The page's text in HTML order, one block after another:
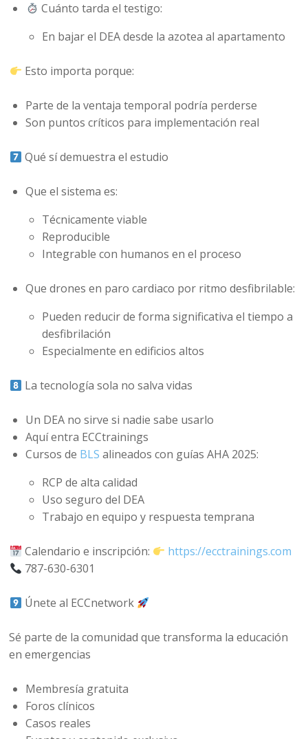
Cuánto tarda el testigo:
En bajar el DEA desde la azotea al apartamento
Esto importa porque:
Parte de la ventaja temporal podría perderse
Son puntos críticos para implementación real
Qué sí demuestra el estudio
Que el sistema es:
Técnicamente viable
Reproducible
Integrable con humanos en el proceso
Que drones en paro cardiaco por ritmo desfibrilable:
Pueden reducir de forma significativa el tiempo a
desfibrilación
Especialmente en edificios altos
La tecnología sola no salva vidas
Un DEA no sirve si nadie sabe usarlo
Aquí entra ECCtrainings
Cursos de BLS alineados con guías AHA 2025:
RCP de alta calidad
Uso seguro del DEA
Trabajo en equipo y respuesta temprana
Calendario e inscripción:
https://ecctrainings.com
787-630-6301
Únete al ECCnetwork
Sé parte de la comunidad que transforma la educación
en emergencias
Membresía gratuita
Foros clínicos
Casos reales